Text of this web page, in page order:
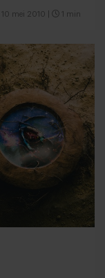
10 mei 2010 1 min